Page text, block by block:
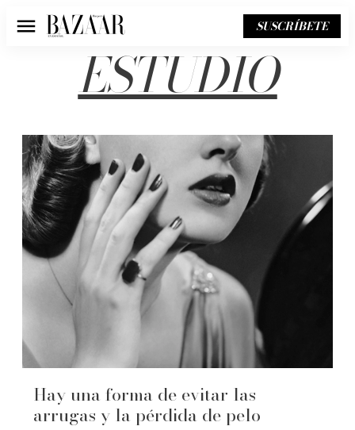
Menú SUSCRÍBETE
ESTUDIO
Hay una forma de evitar las
arrugas y la pérdida de pelo